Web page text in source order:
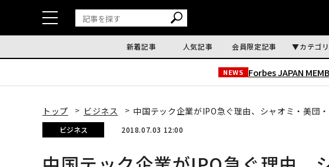
新着記事 人気記事 会員限定記事 カテゴリ
NEWS Forbes JAPAN
トップ ビジネス 中国テック企業がIPO急ぐ理由、シャオミ・美団
ビジネス 2018.07.03 12:00